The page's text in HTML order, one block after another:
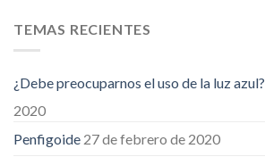
TEMAS RECIENTES
¿Debe preocuparnos el uso de la luz azul?
2020
Penfigoide 27 de febrero de 2020